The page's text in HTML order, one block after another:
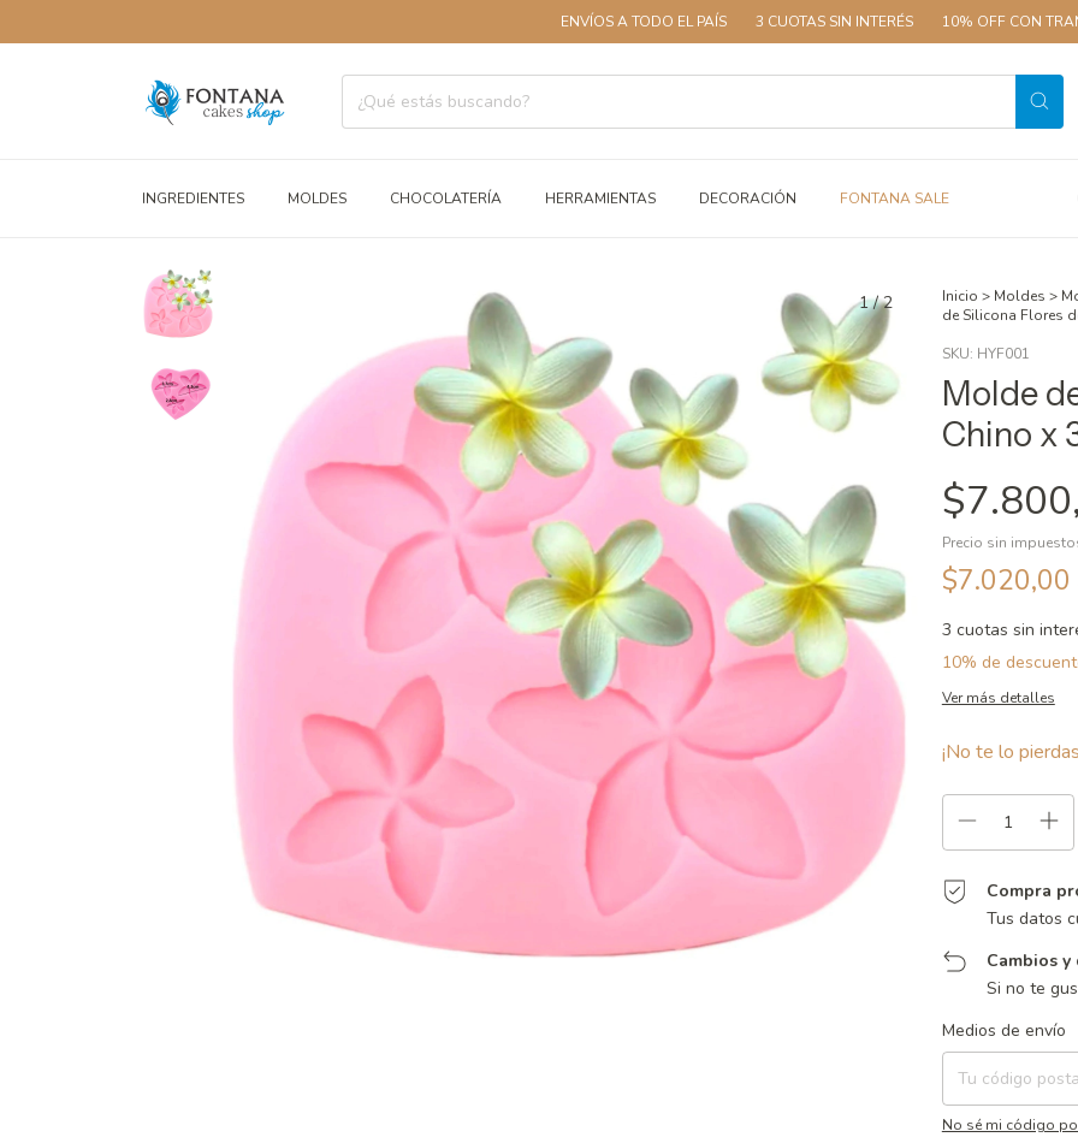
ENVÍOS A TODO EL PAÍS 3 CUOTAS SIN INTERÉS 10% OFF CON
INGREDIENTES MOLDES CHOCOLATERÍA HERRAMIENTAS DECORACIÓN FONTANA SALE
1/2 Inicio > Moldes >
de Silicona Flores
SKU: HYF001
Molde
Chino x
Precio sin
$7.020,00
3 cuotas sin
10% de
Ver más detalles
¡No te lo
Compra
Tus datos
Cambios
Si no te
Entregas para el CP:
Medios de envío
No sé mi código